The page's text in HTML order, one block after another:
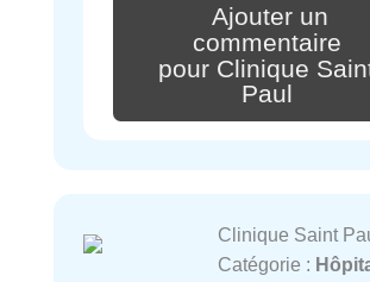
Ajouter un
commentaire
pour Clinique
Paul
Clinique Saint
Catégorie :